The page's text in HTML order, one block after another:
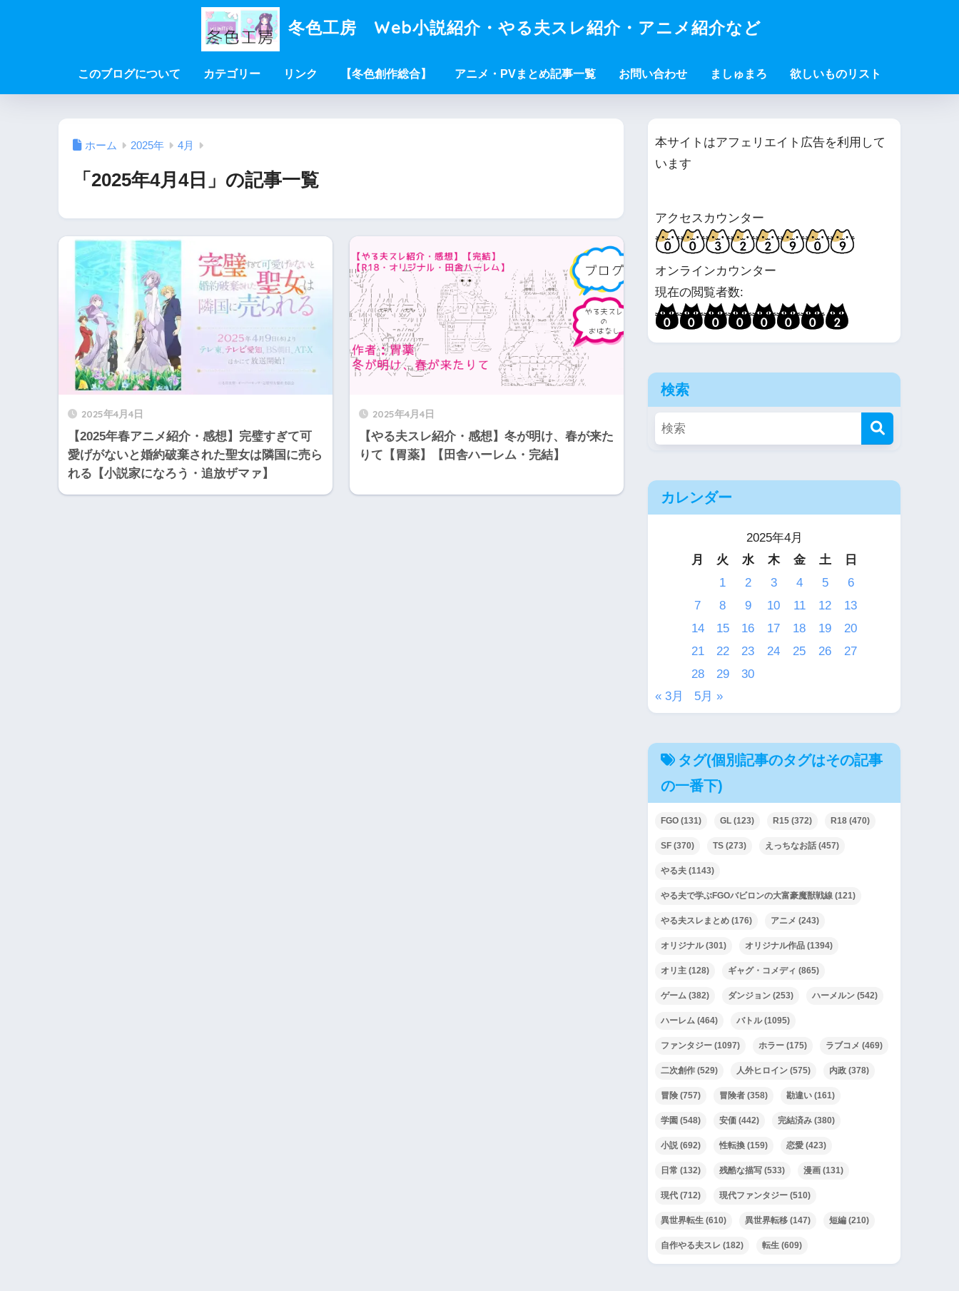
冬色工房 Web小説紹介・やる夫スレ紹介・アニメ紹介など
このブログについて カテゴリー リンク 【冬色創作総合】 アニメ・PVまとめ記事一覧 お問い合わせ ましゅまろ 欲しいものリスト
ホーム 2025年 4月
「2025年4月4日」の記事一覧
2025年4月4日
【2025年春アニメ紹介・感想】完璧すぎて可
愛げがないと婚約破棄された聖女は隣国に売ら
れる【小説家になろう・追放ザマァ】
2025年4月4日
【やる夫スレ紹介・感想】冬が明け、春が来た
りて【胃薬】【田舎ハーレム・完結】
本サイトはアフェリエイト広告を利用して
います
アクセスカウンター
オンラインカウンター
現在の閲覧者数:
検索
カレンダー
2025年4月
月
火 水 木 金 土
日
1
2 3 4 5
6
7
8 9 10 11 12
13
14
15 16 17 18 19
20
21
22 23 24 25 26
27
28
29
30
« 3月
5月 »
タグ(個別記事のタグはその記事
の一番下)
FGO (131) GL (123) R15 (372) R18 (470)
SF (370) TS (273) えっちなお話 (457)
やる夫 (1143)
やる夫で学ぶFGOバビロンの大富豪魔獣戦線 (121)
やる夫スレまとめ (176) アニメ (243)
オリジナル(301) オリジナル作品 (1394)
オリ主 (128) ギャグ・コメディ (865)
ゲーム (382) ダンジョン (253) ハーメルン (542)
ハーレム (464) バトル(1095)
ファンタジー (1097) ホラー (175) ラブコメ (469)
二次創作 (529) 人外ヒロイン (575) 内政 (378)
冒険 (757) 冒険者 (358) 勘違い (161)
学園 (548) 安価 (442) 完結済み (380)
小説(692) 性転換 (159) 恋愛 (423)
日常 (132) 残酷な描写 (533) 漫画 (131)
現代 (712) 現代ファンタジー (510)
異世界転生 (610) 異世界転移 (147) 短編 (210)
自作やる夫スレ (182) 転生 (609)